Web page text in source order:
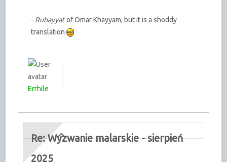
- Rubayyatof Omar Khayyam, but it is a shoddy
translation
Errhile
Re: Wyzwanie malarskie - sierpień
2025